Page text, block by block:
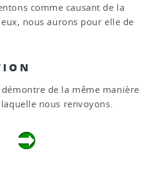
comme causant de la
nous aurons pour elle de
de la même manière
laquelle nous renvoyons.